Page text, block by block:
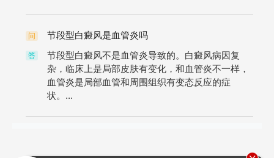
问 节段型白癜风是血管炎吗
答
节段型白癜风不是血管炎导致的。白癜风病因复
杂，临床上是局部皮肤有变化，和血管炎不一样，
血管炎是局部血管和周围组织有变态反应的症
状。...